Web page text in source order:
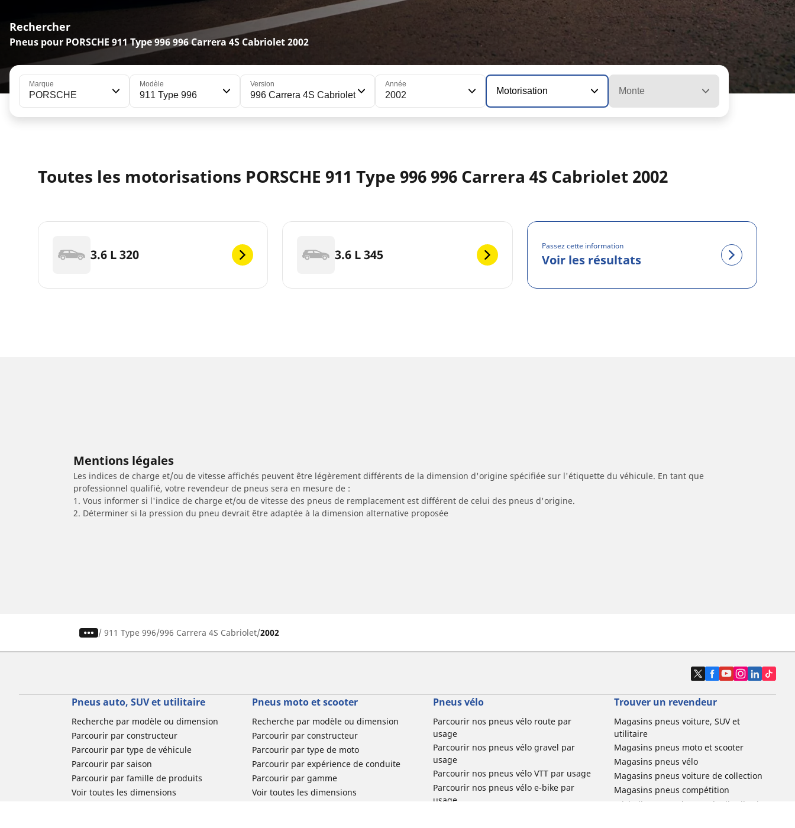
Rechercher
Pneus pour PORSCHE 911 Type 996 996 Carrera 4S Cabriolet 2002
Marque
PORSCHE
Modèle
911 Type 996
Version
996 Carrera 4S Cabriolet
Année
2002 Motorisation Monte
Toutes les motorisations PORSCHE 911 Type 996 996 Carrera 4S Cabriolet 2002
3.6 L 320 3.6 L 345
Passez cette information
Voir les résultats
Mentions légales
Les indices de charge et/ou de vitesse affichés peuvent être légèrement différents de la dimension d'origine spécifiée sur l'étiquette du véhicule. En tant que
professionnel qualifié, votre revendeur de pneus sera en mesure de :
1. Vous informer si l'indice de charge et/ou de vitesse des pneus de remplacement est différent de celui des pneus d'origine.
2. Déterminer si la pression du pneu devrait être adaptée à la dimension alternative proposée
/ 911 Type 996 996 Carrera 4S Cabriolet 2002
Pneus auto, SUV et utilitaire
Recherche par modèle ou dimension
Parcourir par constructeur
Parcourir par type de véhicule
Parcourir par saison
Parcourir par famille de produits
Voir toutes les dimensions
Pneus moto et scooter
Recherche par modèle ou dimension
Parcourir par constructeur
Parcourir par type de moto
Parcourir par expérience de conduite
Parcourir par gamme
Voir toutes les dimensions
Pneus vélo
Parcourir nos pneus vélo route par
usage
Parcourir nos pneus vélo gravel par
usage
Parcourir nos pneus vélo VTT par usage
Parcourir nos pneus vélo e-bike par
usage
Trouver un revendeur
Magasins pneus voiture, SUV et
utilitaire
Magasins pneus moto et scooter
Magasins pneus vélo
Magasins pneus voiture de collection
Magasins pneus compétition
Michelin et ses réseaux de distribution